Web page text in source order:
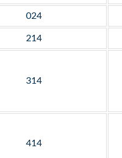
024
214
314
414